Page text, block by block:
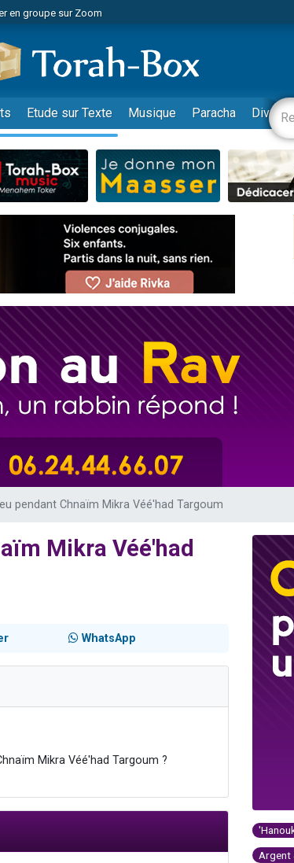
en groupe sur Zoom
sur WhatsApp
sur WhatsApp
un don pour Reloger Rivka, 6 enfants, victime de violences...
un don pour 1 Journée de Vacances Pour les Enfants
une bénédiction
sur WhatsApp
en groupe sur Zoom
sur WhatsApp
sur WhatsApp
un don pour 5 jours de vacances aux Orphelins
sur WhatsApp
une bénédiction
en groupe sur Zoom
Box Music
une bénédiction
Etude sur Texte Musique Paracha
pendant Chnaïm Mikra Véé'had Targoum
Mikra Véé'had
WhatsApp
Mikra Véé'had Targoum ?
Argent